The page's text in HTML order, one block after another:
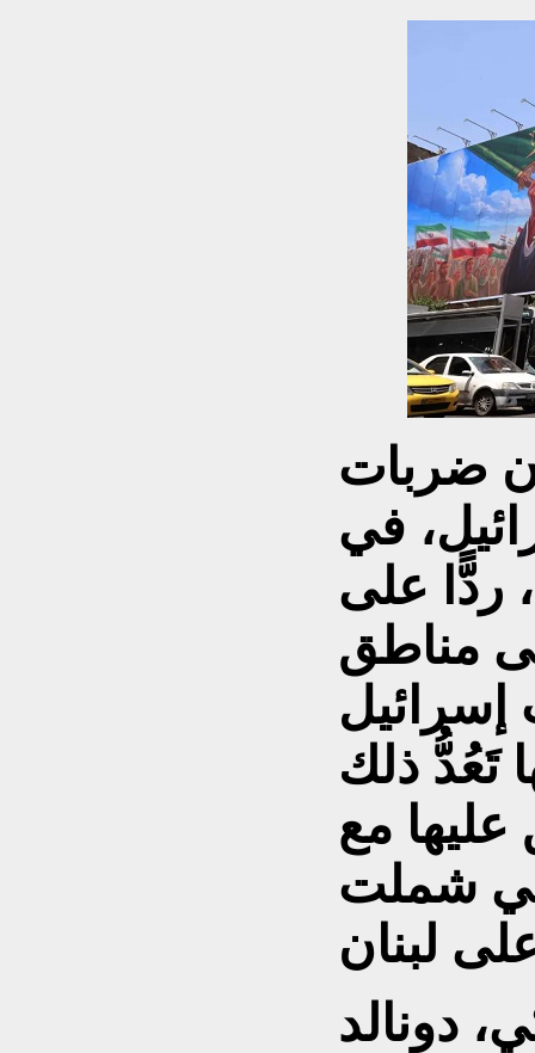
ضربات
في
7 يونيو/حزيران 2026، ردًّا على
مناطق
إسرائيل
تَعُدُّ ذلك
عليها مع
شملت
دونالد